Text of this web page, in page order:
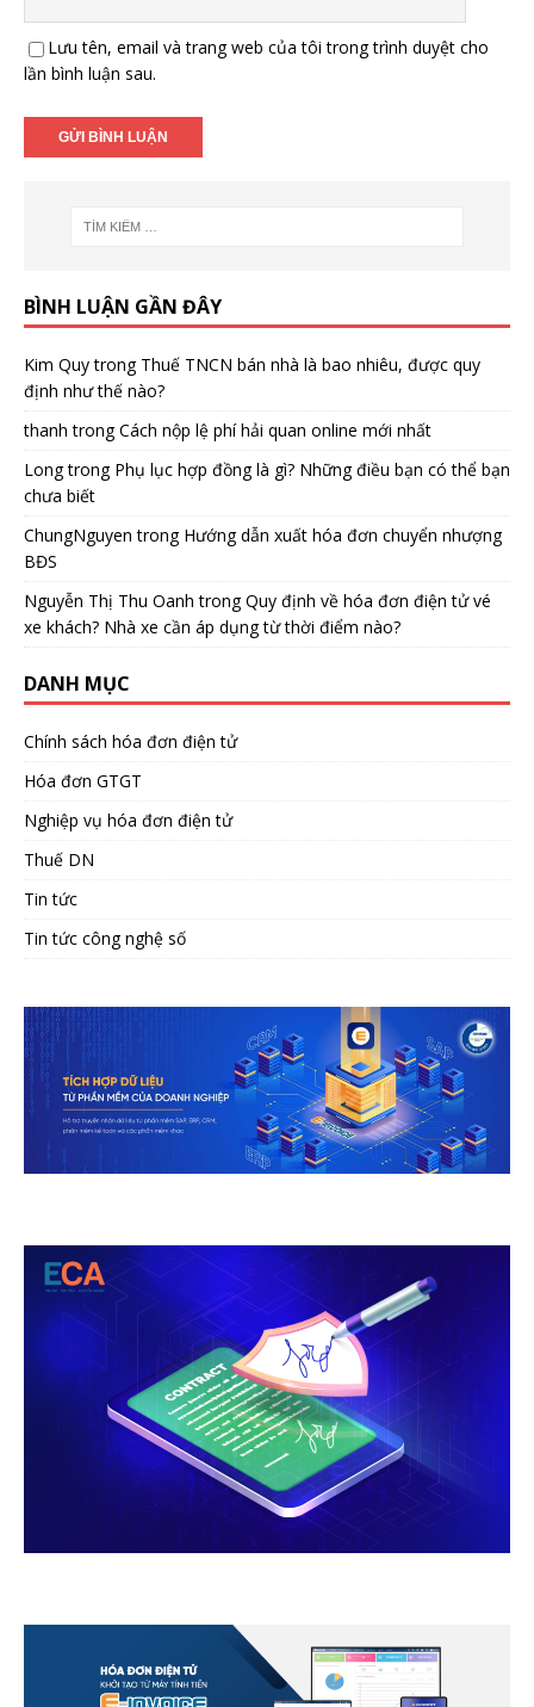
Lưu tên, email và trang web của tôi trong trình duyệt cho
lần bình luận sau.
BÌNH LUẬN GẦN ĐÂY
Kim Quytrong Thuế TNCN bán nhà là bao nhiêu, được quy
định như thế nào?
thanh trongCách nộp lệ phí hải quan online mới nhất
Longtrong Phụ lục hợp đồng là gì? Những điều bạn có thể bạn
chưa biết
ChungNguyen trong Hướng dẫn xuất hóa đơn chuyển nhượng
BĐS
Nguyễn Thị Thu Oanh trongQuy định về hóa đơn điện tử vé
xe khách? Nhà xe cần áp dụng từ thời điểm nào?
DANH MỤC
Chính sách hóa đơn điện tử
Hóa đơn GTGT
Nghiệp vụ hóa đơn điện tử
Thuế DN
Tin tức
Tin tức công nghệ số